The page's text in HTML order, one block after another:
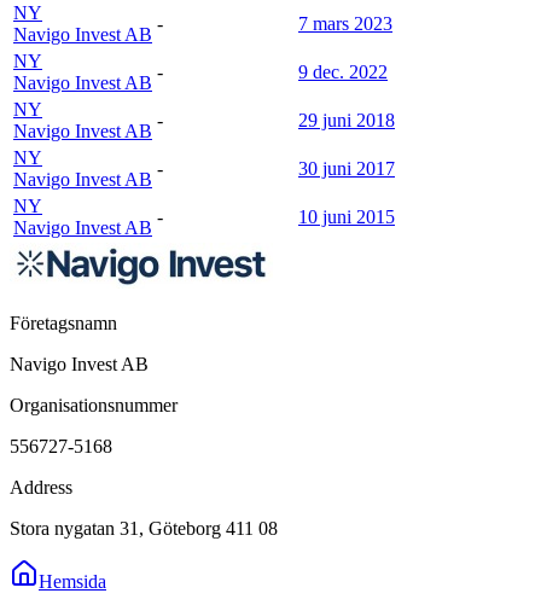
NY
Navigo Invest AB
-
7 mars 2023
NY
Navigo Invest AB
-
9 dec. 2022
NY
Navigo Invest AB
-
29 juni 2018
NY
Navigo Invest AB
-
30 juni 2017
NY
Navigo Invest AB
- 10 juni 2015
Företagsnamn
Navigo Invest AB
Organisationsnummer
556727-5168
Address
Stora nygatan 31, Göteborg 411 08
Hemsida